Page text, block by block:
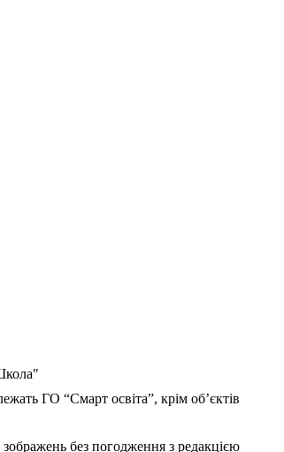
ГО “Смарт освіта”, крім об’єктів
без погодження з редакцією